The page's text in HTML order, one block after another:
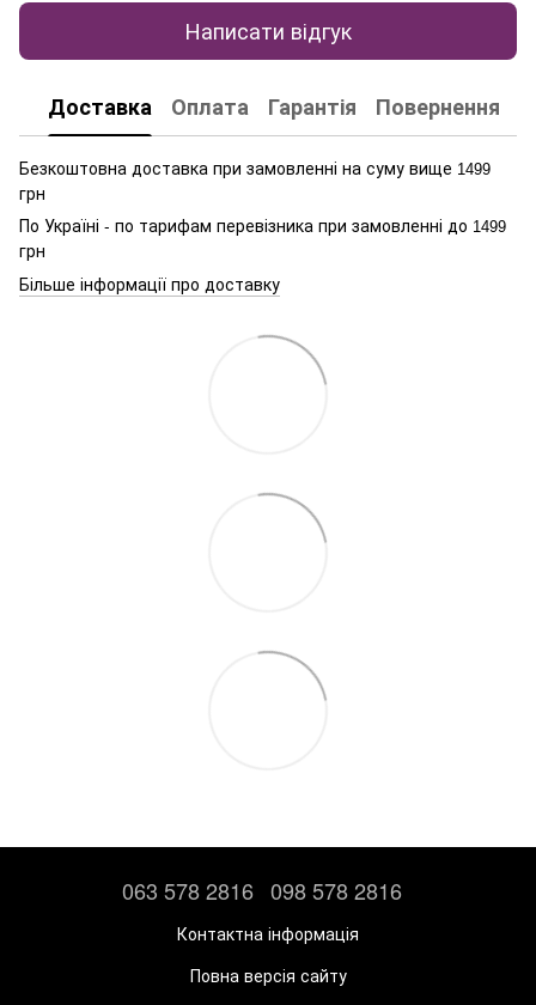
Написати відгук
Доставка Оплата Гарантія Повернення
Безкоштовна доставка при замовленні на суму вище 1499
грн
По Україні - по тарифам перевізника при замовленні до 1499
грн
Більше інформації про доставку
063 578 2816 098 578 2816
Контактна інформація
Повна версія сайту